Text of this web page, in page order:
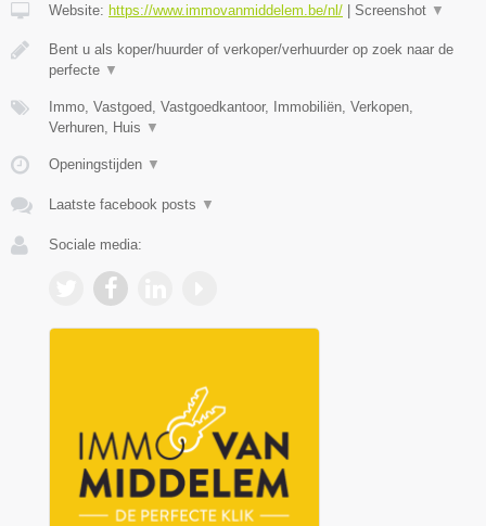
Website: https://www.immovanmiddelem.be/nl/ Screenshot ▼
Bent u als koper/huurder of verkoper/verhuurder op zoek naar de
perfecte ▼
Immo, Vastgoed, Vastgoedkantoor, Immobiliën, Verkopen,
Verhuren, Huis ▼
Openingstijden ▼
Laatste facebook posts ▼
Sociale media: